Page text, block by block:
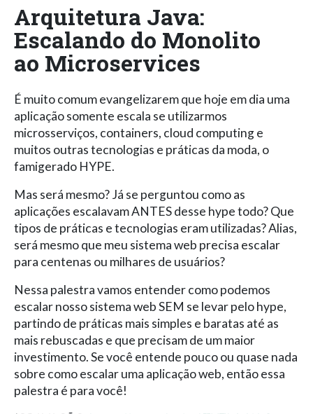
Arquitetura Java:
Escalando do Monolito
ao Microservices
É muito comum evangelizarem que hoje em dia uma
aplicação somente escala se utilizarmos
microsserviços, containers, cloud computing e
muitos outras tecnologias e práticas da moda, o
famigerado HYPE.
Mas será mesmo? Já se perguntou como as
aplicações escalavam ANTES desse hype todo? Que
tipos de práticas e tecnologias eram utilizadas? Alias,
será mesmo que meu sistema web precisa escalar
para centenas ou milhares de usuários?
Nessa palestra vamos entender como podemos
escalar nosso sistema web SEM se levar pelo hype,
partindo de práticas mais simples e baratas até as
mais rebuscadas e que precisam de um maior
investimento. Se você entende pouco ou quase nada
sobre como escalar uma aplicação web, então essa
palestra é para você!